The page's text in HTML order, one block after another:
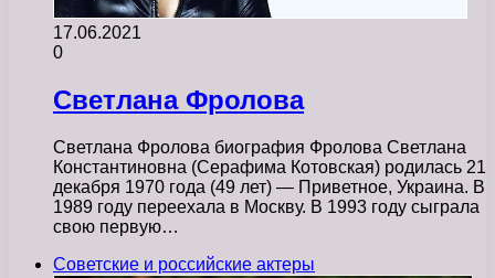
17.06.2021
0
Светлана Фролова
Светлана Фролова биография Фролова Светлана
Константиновна (Серафима Котовская) родилась 21
декабря 1970 года (49 лет) — Приветное, Украина. В
1989 году переехала в Москву. В 1993 году сыграла
свою первую…
Советские и российские актеры